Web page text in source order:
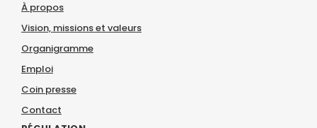
À propos
Vision, missions et valeurs
Organigramme
Emploi
Coin presse
Contact